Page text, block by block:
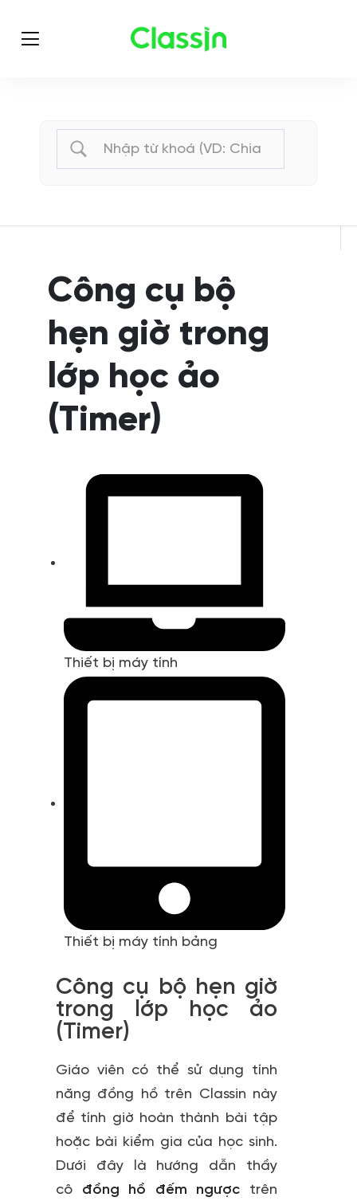
Công cụ bộ
hẹn giờ trong
lớp học ảo
(Timer)
Thiết bị máy tính
Thiết bị máy tính bảng
Công cụ bộ hẹn giờ
trong lớp học ảo
(Timer)
Giáo viên có thể sử dụng tính
năng đồng hồ trên Classin này
để tính giờ hoàn thành bài tập
hoặc bài kiểm gia của học sinh.
Dưới đây là hướng dẫn thầy
cô đồng hồ đếm ngược trên